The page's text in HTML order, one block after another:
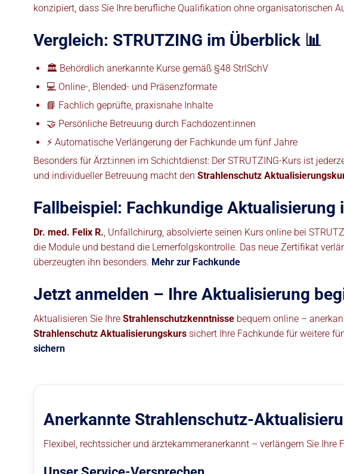
konzipiert, dass Sie Ihre berufliche Qualifikation ohne organisatorischen
Vergleich: STRUTZING im Überblick 📊
🏛️ Behördlich anerkannte Kurse gemäß §48 StrlSchV
💻 Online-, Blended- und Präsenzformate
📘 Fachlich geprüfte, praxisnahe Inhalte
🤝 Persönliche Betreuung durch Fachdozent:innen
⚡ Automatische Verlängerung der Fachkunde um fünf Jahre
Besonders für Ärzt:innen im Schichtdienst: Der STRUTZING-Kurs ist
und individueller Betreuung macht den Strahlenschutz
Fallbeispiel: Fachkundige Aktualisierung
Dr. med. Felix R., Unfallchirurg, absolvierte seinen Kurs online bei
die Module und bestand die Lernerfolgskontrolle. Das neue Zertifikat
überzeugten ihn besonders. Mehr zur Fachkunde
Jetzt anmelden – Ihre Aktualisierung
Aktualisieren Sie Ihre Strahlenschutzkenntnisse bequem online –
Strahlenschutz Aktualisierungskurs sichert Ihre Fachkunde für weitere
sichern
Anerkannte Strahlenschutz-
Flexibel, rechtssicher und ärztekammeranerkannt – verlängern Sie Ihre